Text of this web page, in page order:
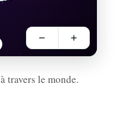
à travers le monde.